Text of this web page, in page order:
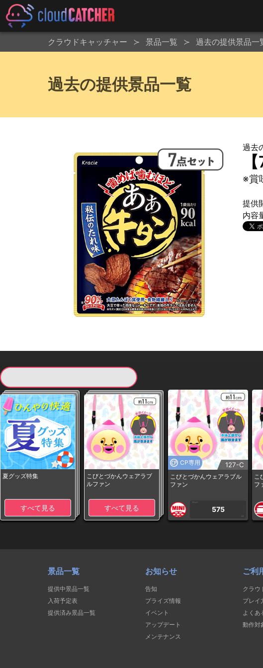
クラウドキャッチャー 景品一覧 過去の提供景品一
過去の提供景品一覧
過去
※賞
提供
内容
夏グッズ特集
すべて見る
こびとづかんウェアラブ
ルファン
すべて見る
CP専用 127-C
こびとづかんウェアラブル
ファン
1PLAY
575
CP
こ
フ
景品一覧
提供中景品一覧
入荷予定表
提供済み景品一覧
お知らせ
告知
プライズ情報
イベント
アップデート
メンテナンス
ご利
クラウ
プレイ
よくあ
動作対